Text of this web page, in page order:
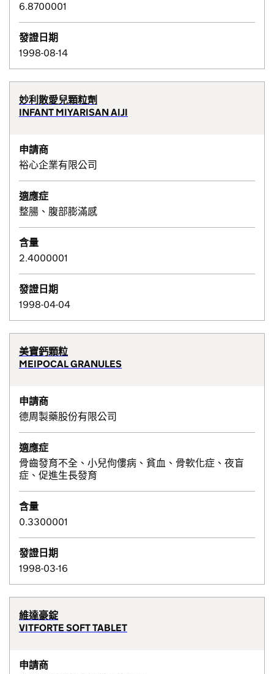
6.8700001
發證日期
1998-08-14
妙利散愛兒顆粒劑
INFANT MIYARISAN AIJI
申請商
裕心企業有限公司
適應症
整腸、腹部膨滿感
含量
2.4000001
發證日期
1998-04-04
美寶鈣顆粒
MEIPOCAL GRANULES
申請商
德周製藥股份有限公司
適應症
骨齒發育不全、小兒佝僂病、貧血、骨軟化症、夜盲
症、促進生長發育
含量
0.3300001
發證日期
1998-03-16
維達豪錠
VITFORTE SOFT TABLET
申請商